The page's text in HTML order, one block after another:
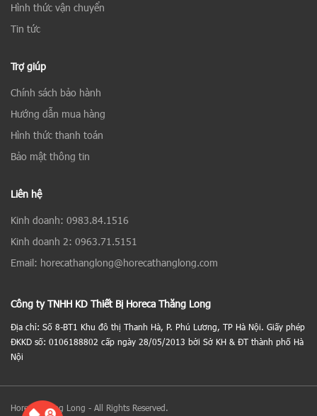
Hình thức vận chuyển
Tin tức
Trợ giúp
Chính sách bảo hành
Hướng dẫn mua hàng
Hình thức thanh toán
Bảo mật thông tin
Liên hệ
Kinh doanh: 0983.84.1516
Kinh doanh 2: 0963.71.5151
Email: horecathanglong@horecathanglong.com
Công ty TNHH KD Thiết Bị Horeca Thăng Long
Địa chỉ: Số 8-BT1 Khu đô thị Thanh Hà, P. Phú Lương, TP Hà Nội. Giấy phép
ĐKKD số: 0106188802 cấp ngày 28/05/2013 bởi Sở KH & ĐT thành phố Hà
Nội
Horeca Thăng Long - All Rights Reserved.